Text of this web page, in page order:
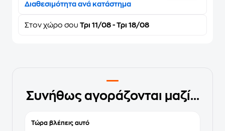
Διαθεσιμότητα ανά κατάστημα
Στον χώρο σου Τρι 11/08 - Τρι 18/08
Συνήθως αγοράζονται μαζί...
Τώρα βλέπεις αυτό